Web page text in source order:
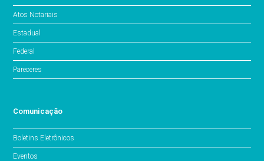
Atos Notariais
Estadual
Federal
Pareceres
Comunicação
Boletins Eletrônicos
Eventos